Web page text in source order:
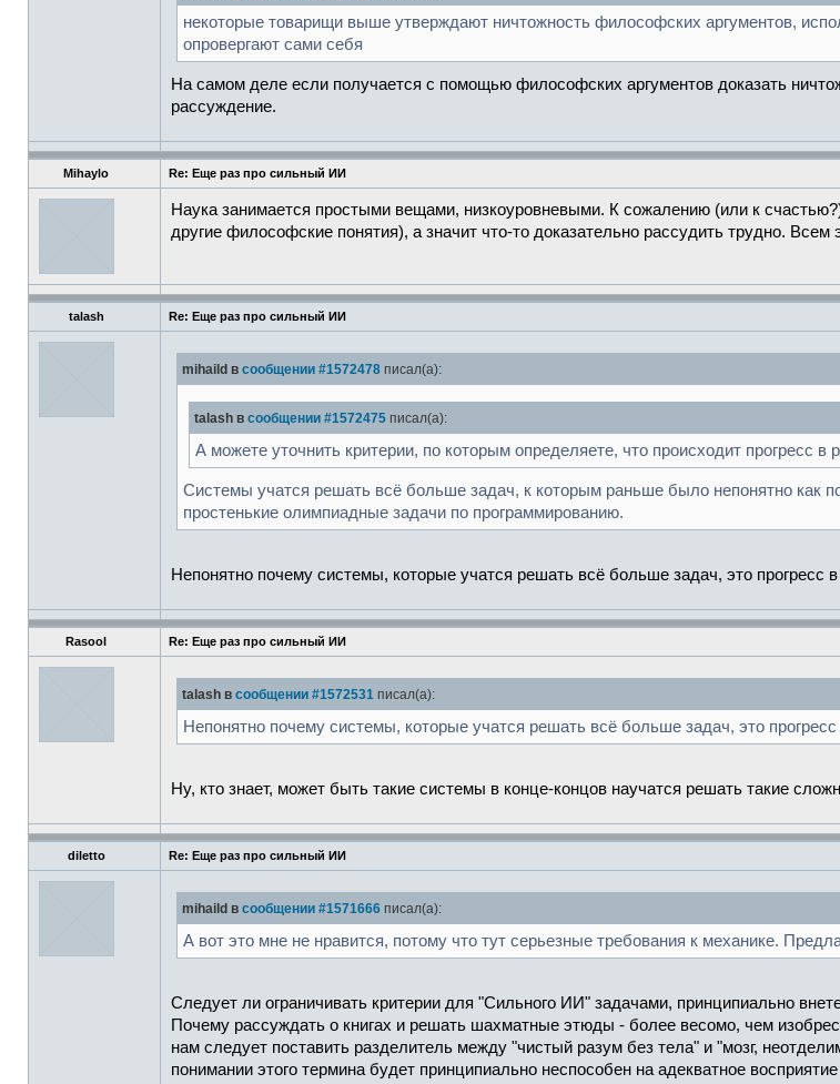
некоторые товарищи выше утверждают ничтожность философских аргументов,
опровергают сами себя
На самом деле если получается с помощью философских аргументов доказать
рассуждение.
Mihaylo Re: Еще раз про сильный ИИ
Наука занимается простыми вещами, низкоуровневыми. К сожалению (или к
другие философские понятия), а значит что-то доказательно рассудить трудно.
talash Re: Еще раз про сильный ИИ
mihaild в сообщении #1572478 писал(а):
talash в сообщении #1572475 писал(а):
А можете уточнить критерии, по которым определяете, что происходит прогресс в
Системы учатся решать всё больше задач, к которым раньше было непонятно как
простенькие олимпиадные задачи по программированию.
Непонятно почему системы, которые учатся решать всё больше задач, это прогресс
Rasool Re: Еще раз про сильный ИИ
talash в сообщении #1572531 писал(а):
Непонятно почему системы, которые учатся решать всё больше задач, это
Ну, кто знает, может быть такие системы в конце-концов научатся решать такие
diletto Re: Еще раз про сильный ИИ
mihaild в сообщении #1571666 писал(а):
А вот это мне не нравится, потому что тут серьезные требования к механике.
Следует ли ограничивать критерии для "Сильного ИИ" задачами, принципиально
Почему рассуждать о книгах и решать шахматные этюды - более весомо, чем
нам следует поставить разделитель между "чистый разум без тела" и "мозг,
понимании этого термина будет принципиально неспособен на адекватное